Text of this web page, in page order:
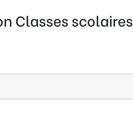
Classes scolaires